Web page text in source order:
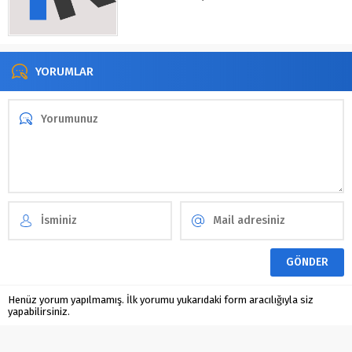
YORUMLAR
Henüz yorum yapılmamış. İlk yorumu yukarıdaki form aracılığıyla siz
yapabilirsiniz.